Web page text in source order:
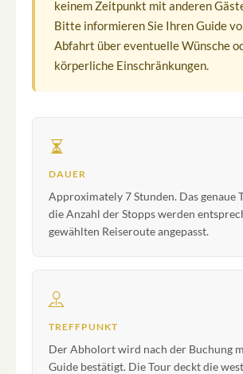
keinem Zeitpunkt mit anderen
Bitte informieren Sie Ihren Guide
Abfahrt über eventuelle Wünsche
körperliche Einschränkungen.
DAUER
Approximately 7 Stunden. Das genaue
die Anzahl der Stopps werden
gewählten Reiseroute angepasst.
TREFFPUNKT
Der Abholort wird nach der Buchung
Guide bestätigt. Die Tour deckt die